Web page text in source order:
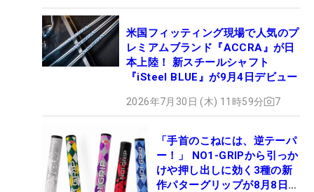
米国フィッティング現場で人気のプ
レミアムブランド『ACCRA』が日
本上陸！ 新スチールシャフト
『iSteel BLUE』が9月4日デビュー
2026年7月30日 (木) 11時59分 7
「手首のこねには、逆テーパ
ー！」 NO1-GRIPから引っか
けや押し出しに効く3種の新
作パターグリップが8月8日デ